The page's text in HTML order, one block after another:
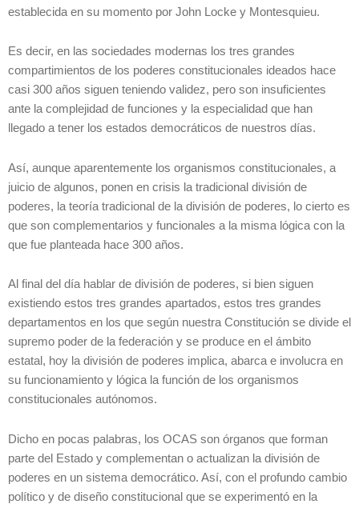
establecida en su momento por John Locke y Montesquieu.
Es decir, en las sociedades modernas los tres grandes
compartimientos de los poderes constitucionales ideados hace
casi 300 años siguen teniendo validez, pero son insuficientes
ante la complejidad de funciones y la especialidad que han
llegado a tener los estados democráticos de nuestros días.
Así, aunque aparentemente los organismos constitucionales, a
juicio de algunos, ponen en crisis la tradicional división de
poderes, la teoría tradicional de la división de poderes, lo cierto es
que son complementarios y funcionales a la misma lógica con la
que fue planteada hace 300 años.
Al final del día hablar de división de poderes, si bien siguen
existiendo estos tres grandes apartados, estos tres grandes
departamentos en los que según nuestra Constitución se divide el
supremo poder de la federación y se produce en el ámbito
estatal, hoy la división de poderes implica, abarca e involucra en
su funcionamiento y lógica la función de los organismos
constitucionales autónomos.
Dicho en pocas palabras, los OCAS son órganos que forman
parte del Estado y complementan o actualizan la división de
poderes en un sistema democrático. Así, con el profundo cambio
político y de diseño constitucional que se experimentó en la